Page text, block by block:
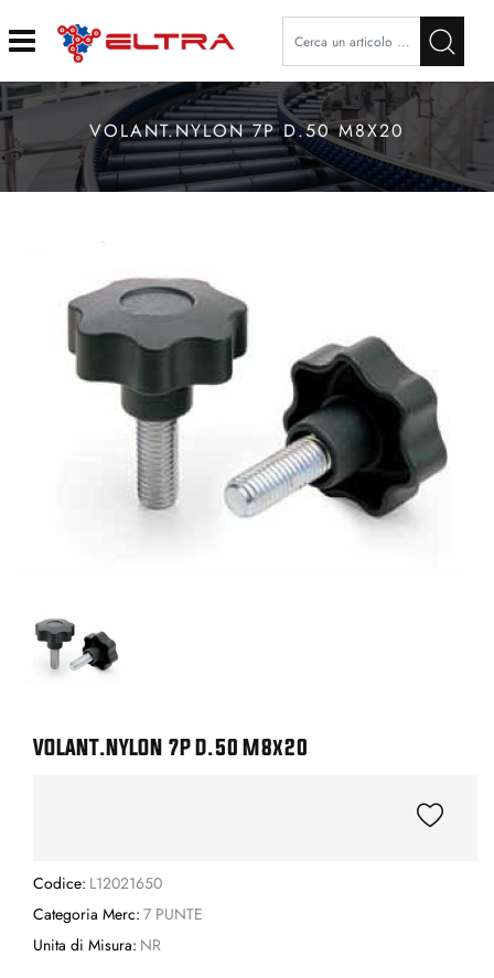
Open
VOLANT.NYLON 7P D.50 M8X20
VOLANT.NYLON 7P D.50 M8x20
Codice: L12021650
Categoria Merc: 7 PUNTE
Unita di Misura: NR